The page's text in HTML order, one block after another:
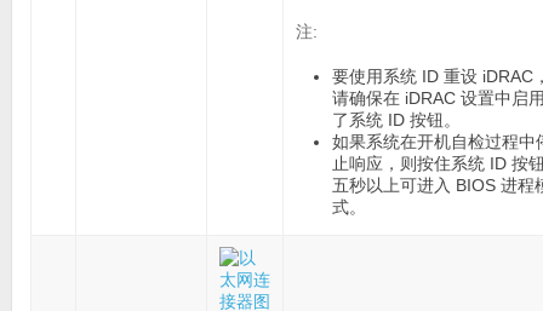
注:
要使用系统 ID 重设 iDRAC
请确保在 iDRAC 设置中启
了系统 ID 按钮。
如果系统在开机自检过程中
止响应，则按住系统 ID 按
五秒以上可进入 BIOS 进程
式。